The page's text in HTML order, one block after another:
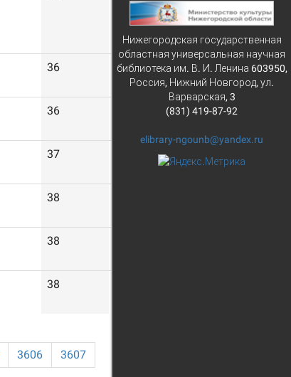
36 252
36
37
38
38
38
3606
3607
Нижегородская государственная
областная универсальная научная
библиотека им. В. И. Ленина 603950,
Россия, Нижний Новгород, ул.
Варварская, 3
(831) 419-87-92
elibrary-ngounb@yandex.ru